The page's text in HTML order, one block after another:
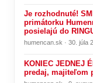
Je rozhodnuté!
primátorku
posielajú do
humencan.sk · 30. júla
KONIEC JEDNEJ
predaj, majiteľom